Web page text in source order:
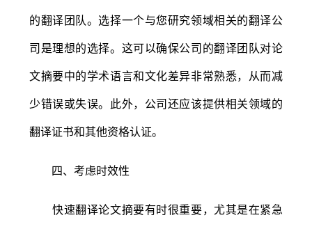
的翻译团队。选择一个与您研究领域相关的翻译公
司是理想的选择。这可以确保公司的翻译团队对论
文摘要中的学术语言和文化差异非常熟悉，从而减
少错误或失误。此外，公司还应该提供相关领域的
翻译证书和其他资格认证。
四、考虑时效性
快速翻译论文摘要有时很重要，尤其是在紧急